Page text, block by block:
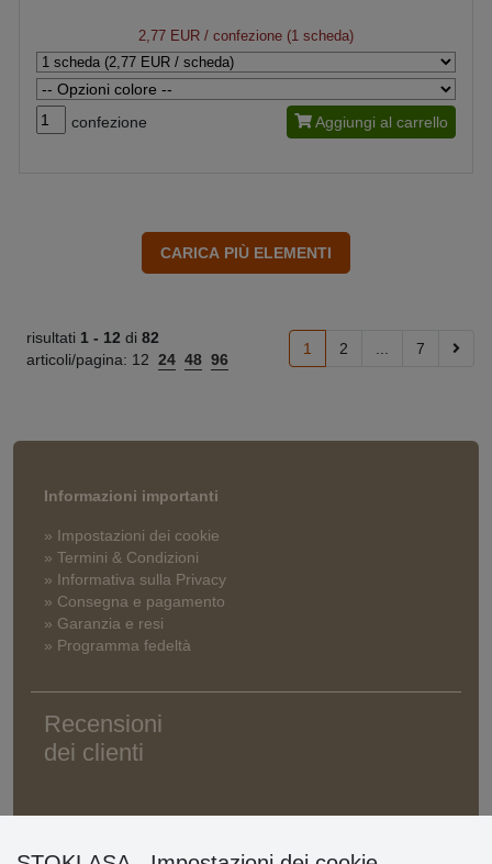
2,77 EUR / confezione (1 scheda)
confezione Aggiungi al carrello
risultati 1 - 12 di 82
articoli/pagina: 12 24 48 96
1 2 7
Informazioni importanti
» Impostazioni dei cookie
» Termini & Condizioni
» Informativa sulla Privacy
» Consegna e pagamento
» Garanzia e resi
» Programma fedeltà
Recensioni
dei clienti